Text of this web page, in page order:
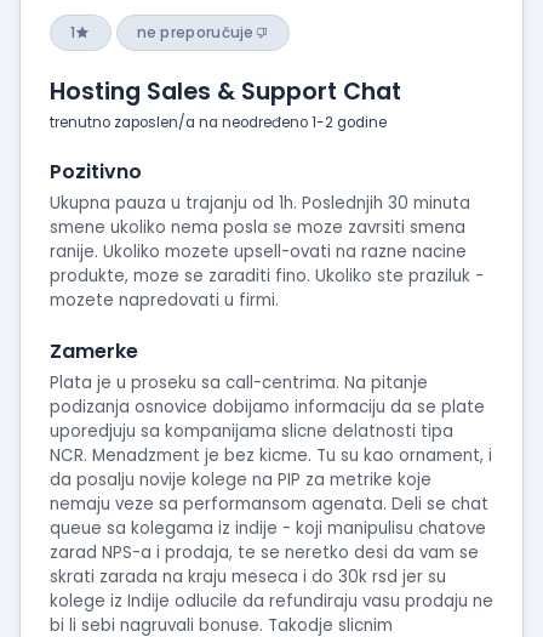
1 ne preporučuje
Hosting Sales & Support Chat
trenutno zaposlen/a na neodređeno 1-2 godine
Pozitivno
Ukupna pauza u trajanju od 1h. Poslednjih 30 minuta
smene ukoliko nema posla se moze zavrsiti smena
ranije. Ukoliko mozete upsell-ovati na razne nacine
produkte, moze se zaraditi fino. Ukoliko ste praziluk -
mozete napredovati u firmi.
Zamerke
Plata je u proseku sa call-centrima. Na pitanje
podizanja osnovice dobijamo informaciju da se plate
uporedjuju sa kompanijama slicne delatnosti tipa
NCR. Menadzment je bez kicme. Tu su kao ornament, i
da posalju novije kolege na PIP za metrike koje
nemaju veze sa performansom agenata. Deli se chat
queue sa kolegama iz indije - koji manipulisu chatove
zarad NPS-a i prodaja, te se neretko desi da vam se
skrati zarada na kraju meseca i do 30k rsd jer su
kolege iz Indije odlucile da refundiraju vasu prodaju ne
bi li sebi nagruvali bonuse. Takodje slicnim